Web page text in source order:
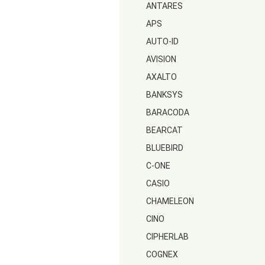
ANTARES
APS
AUTO-ID
AVISION
AXALTO
BANKSYS
BARACODA
BEARCAT
BLUEBIRD
C-ONE
CASIO
CHAMELEON
CINO
CIPHERLAB
COGNEX